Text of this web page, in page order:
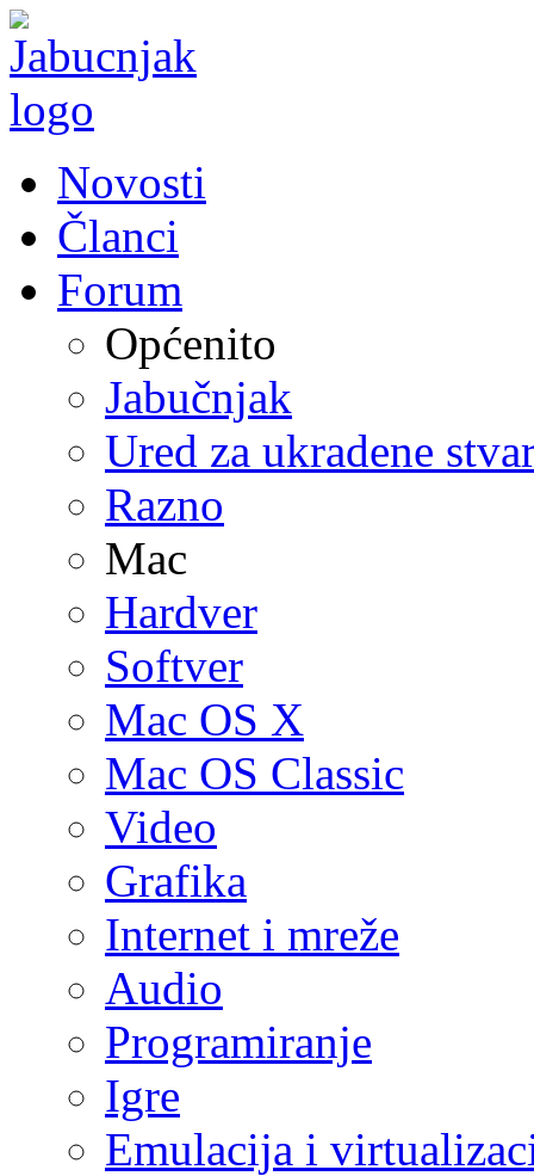
Novosti
Članci
Forum
Općenito
Jabučnjak
Ured za ukradene
Razno
Mac
Hardver
Softver
Mac OS X
Mac OS Classic
Video
Grafika
Internet i mreže
Audio
Programiranje
Igre
Emulacija i